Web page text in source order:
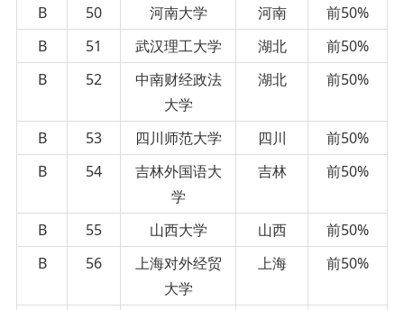
B
50 河南大学 河南
前50%
B
51 武汉理工大学 湖北
前50%
B
52
中南财经政法
大学
湖北 前50%
B 53 四川师范大学 四川
前50%
B
54
吉林外国语大
学
吉林 前50%
B 55 山西大学 山西
前50%
B
56
上海对外经贸
大学
上海 前50%